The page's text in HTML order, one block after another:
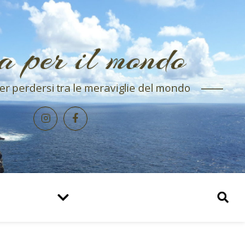
per il mondo
perdersi tra le meraviglie del mondo